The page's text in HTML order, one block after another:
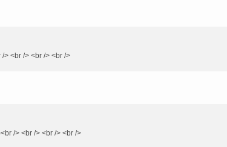
> <br /> <br /> <br />
/> <br /> <br /> <br />